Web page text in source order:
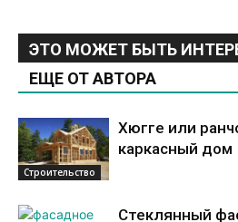
ЭТО МОЖЕТ БЫТЬ
ЕЩЕ ОТ АВТОРА
Строительство
Хюгге или
каркасный дом
Стеклянный